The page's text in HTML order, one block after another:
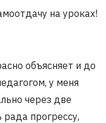
на уроках!
объясняет и до
у меня
через две
рада прогрессу,